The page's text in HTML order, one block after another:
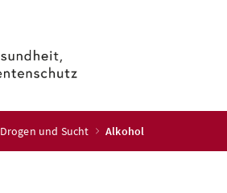
Drogen und Sucht Alkohol